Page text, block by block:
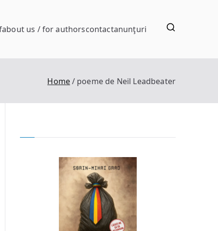
about us / for authorscontactanunţuri
Home poeme de Neil Leadbeater